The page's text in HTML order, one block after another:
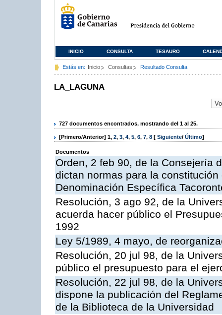
INICIO CONSULTA TESAURO
Estás en: Inicio Consultas Resultado Consulta
LA_LAGUNA
727 documentos encontrados, mostrando del 1 al 25.
[Primero/Anterior] 1, 2, 3, 4, 5, 6, 7, 8 [ Siguiente/ Último]
Documentos
Orden, 2 feb 90, de la Consejería
dictan normas para la
Denominación Específica
Resolución, 3 ago 92, de la
acuerda hacer público el
1992
Ley 5/1989, 4 mayo, de
Resolución, 20 jul 98, de la
público el presupuesto para el
Resolución, 22 jul 98, de la
dispone la publicación del
de la Biblioteca de la Universidad